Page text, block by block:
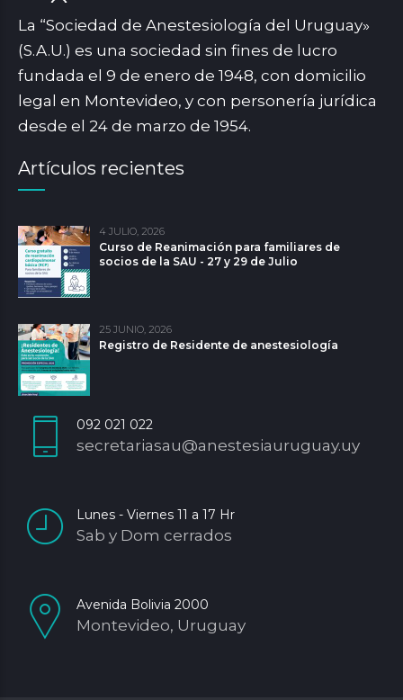
La “Sociedad de Anestesiología del Uruguay»
(S.A.U.) es una sociedad sin fines de lucro
fundada el 9 de enero de 1948, con domicilio
legal en Montevideo, y con personería jurídica
desde el 24 de marzo de 1954.
Artículos recientes
4 JULIO, 2026
Curso de Reanimación para familiares de
socios de la SAU - 27 y 29 de Julio
25 JUNIO, 2026
Registro de Residente de anestesiología
092 021 022
secretariasau@anestesiauruguay.uy
Lunes - Viernes 11 a 17 Hr
Sab y Dom cerrados
Avenida Bolivia 2000
Montevideo, Uruguay